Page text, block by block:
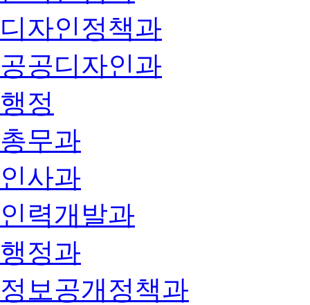
디자인정책과
공공디자인과
행정
총무과
인사과
인력개발과
행정과
정보공개정책과